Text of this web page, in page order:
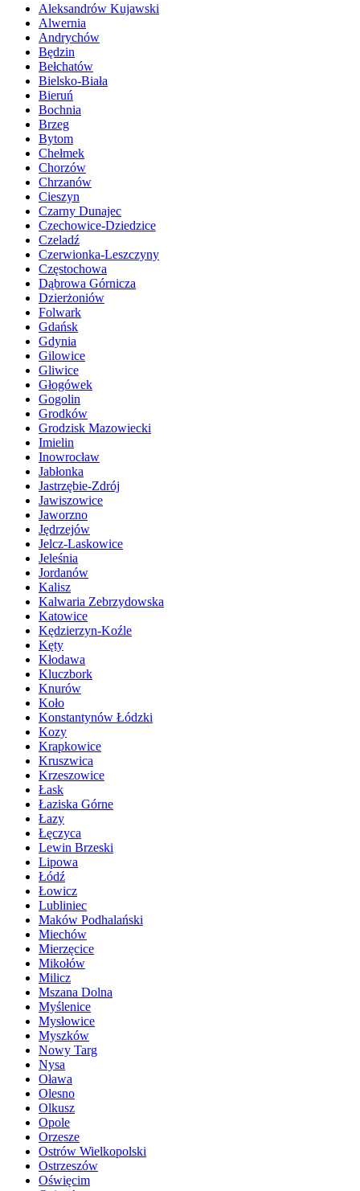
Aleksandrów Kujawski
Alwernia
Andrychów
Będzin
Bełchatów
Bielsko-Biała
Bieruń
Bochnia
Brzeg
Bytom
Chełmek
Chorzów
Chrzanów
Cieszyn
Czarny Dunajec
Czechowice-Dziedzice
Czeladź
Czerwionka-Leszczyny
Częstochowa
Dąbrowa Górnicza
Dzierżoniów
Folwark
Gdańsk
Gdynia
Gilowice
Gliwice
Głogówek
Gogolin
Grodków
Grodzisk Mazowiecki
Imielin
Inowrocław
Jabłonka
Jastrzębie-Zdrój
Jawiszowice
Jaworzno
Jędrzejów
Jelcz-Laskowice
Jeleśnia
Jordanów
Kalisz
Kalwaria Zebrzydowska
Katowice
Kędzierzyn-Koźle
Kęty
Kłodawa
Kluczbork
Knurów
Koło
Konstantynów Łódzki
Kozy
Krapkowice
Kruszwica
Krzeszowice
Łask
Łaziska Górne
Łazy
Łęczyca
Lewin Brzeski
Lipowa
Łódź
Łowicz
Lubliniec
Maków Podhalański
Miechów
Mierzęcice
Mikołów
Milicz
Mszana Dolna
Myślenice
Mysłowice
Myszków
Nowy Targ
Nysa
Oława
Olesno
Olkusz
Opole
Orzesze
Ostrów Wielkopolski
Ostrzeszów
Oświęcim